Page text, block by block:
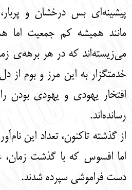
پیشینه‌ای بس درخشان و
مانند همیشه کم جمعیت اما
می‌زیسته‌اند که در هر برهه‌ی
خدمتگزار به این مرز و بوم از
افتخار یهودی و یهودی بودن
رسانده‌اند.
از گذشته تاکنون، تعداد این
اما افسوس که با گذشت زمان،
دست فراموشی سپرده شدند.